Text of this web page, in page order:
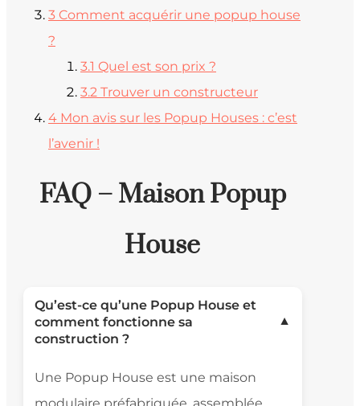
3 Comment acquérir une popup house
?
3.1 Quel est son prix ?
3.2 Trouver un constructeur
4 Mon avis sur les Popup Houses : c’est
l’avenir !
FAQ – Maison Popup
House
Qu’est-ce qu’une Popup House et
comment fonctionne sa
construction ?
▼
Une Popup House est une maison
modulaire préfabriquée, assemblée